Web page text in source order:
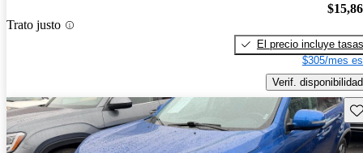
Trato justo
El precio incluye tasas
$305/mes
Verif. disponibilidad